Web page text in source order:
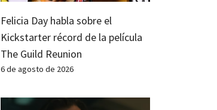
Felicia Day habla sobre el
Kickstarter récord de la película
The Guild Reunion
6 de agosto de 2026